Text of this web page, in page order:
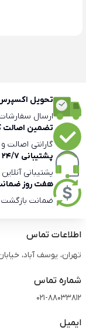
تحویل
ارسال
تضمین اصالت
گارانتی اصالت
پشتیبانی 24/7
پشتیبانی آنلاین 24 ساعته و تلفنی ساعات اداری
هفت روز
ضمانت بازگشت
اطلاعات تماس
تهران، یوسف آباد، خیابان
شماره تماس
021-88033812
ایمیل